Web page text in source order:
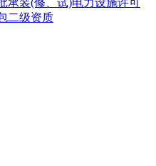
承装(修、试)电力设施许可
二级资质